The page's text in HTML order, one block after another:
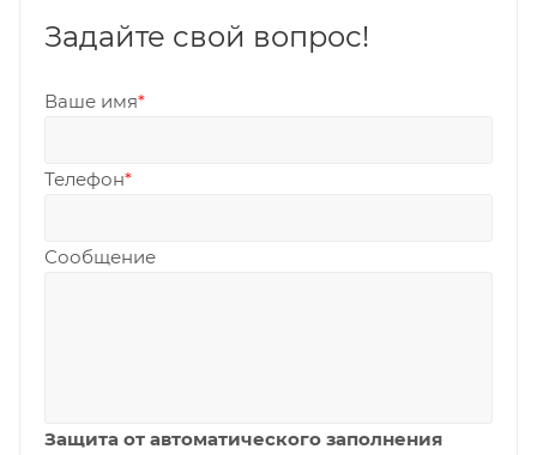
Задайте свой вопрос!
Ваше имя*
Телефон*
Сообщение
Защита от автоматического заполнения